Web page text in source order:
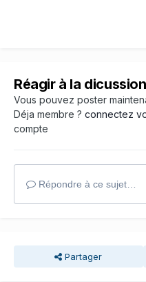
Réagir à la dicussion
Vous pouvez poster
Déja membre ? connectez
compte
Répondre à ce sujet…
Partager